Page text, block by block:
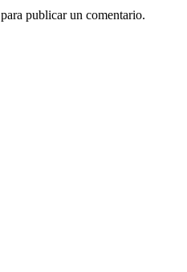
para publicar un comentario.